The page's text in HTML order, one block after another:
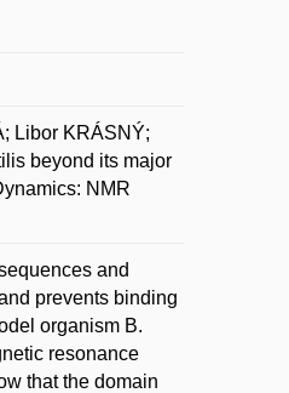
Libor KRÁSNÝ;
beyond its major
NMR
and
prevents binding
organism B.
resonance
that the domain